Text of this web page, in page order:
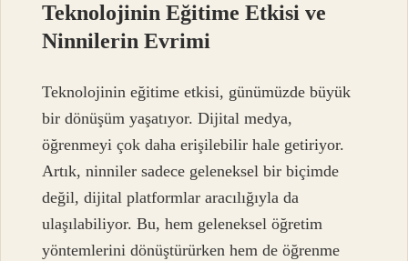
Teknolojinin Eğitime Etkisi ve
Ninnilerin Evrimi
Teknolojinin eğitime etkisi, günümüzde büyük
bir dönüşüm yaşatıyor. Dijital medya,
öğrenmeyi çok daha erişilebilir hale getiriyor.
Artık, ninniler sadece geleneksel bir biçimde
değil, dijital platformlar aracılığıyla da
ulaşılabiliyor. Bu, hem geleneksel öğretim
yöntemlerini dönüştürürken hem de öğrenme